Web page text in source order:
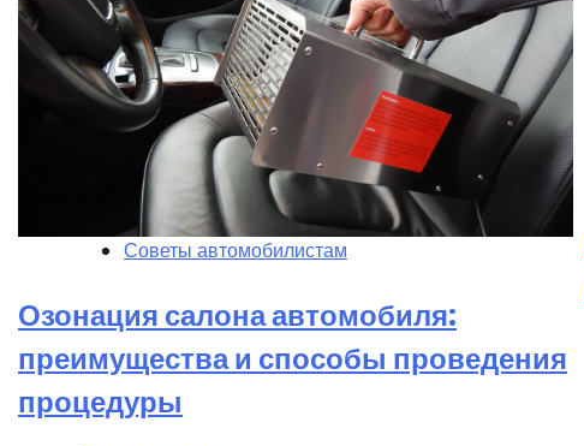
Советы автомобилистам
Озонация салона автомобиля:
преимущества и способы проведения
процедуры